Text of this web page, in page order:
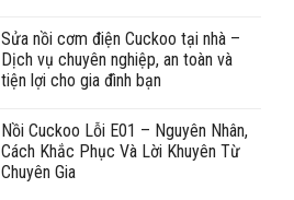
Sửa nồi cơm điện Cuckoo tại nhà –
Dịch vụ chuyên nghiệp, an toàn và
tiện lợi cho gia đình bạn
Nồi Cuckoo Lỗi E01 – Nguyên Nhân,
Cách Khắc Phục Và Lời Khuyên Từ
Chuyên Gia